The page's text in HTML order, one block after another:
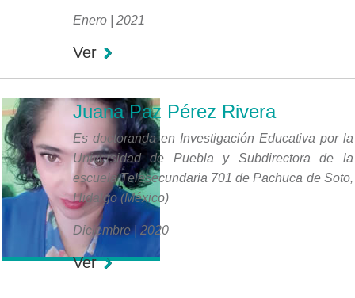
Enero | 2021
Ver
Juana Paz Pérez Rivera
Es doctoranda en Investigación Educativa por la
Universidad de Puebla y Subdirectora de la
escuela Telesecundaria 701 de Pachuca de Soto,
Hidalgo (México)
Diciembre | 2020
Ver